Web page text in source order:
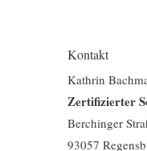
Kontakt
Kathrin
Zertifizierter
Berchinger
93057